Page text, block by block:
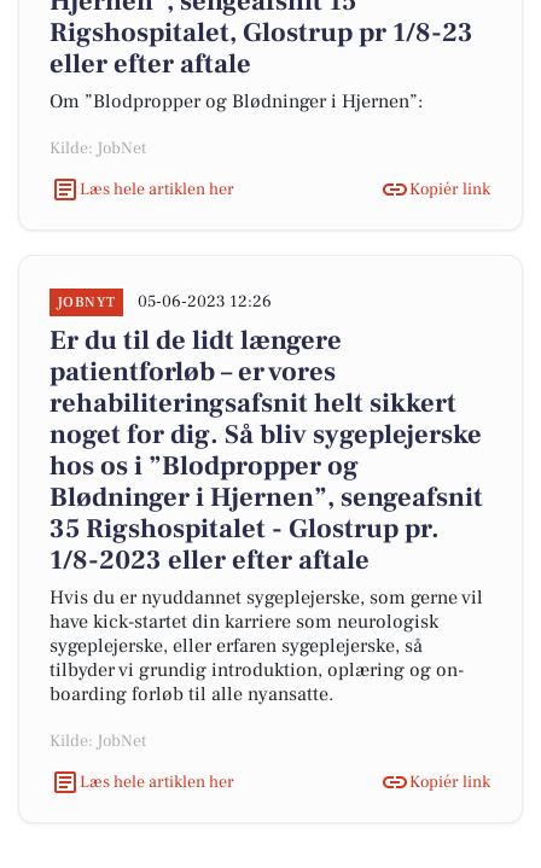
Rigshospitalet, Glostrup pr 1/8-23
eller efter aftale
Om ”Blodpropper og Blødninger i Hjernen”:
Kilde: JobNet
Læs hele artiklen her
Kopiér link
JOBNYT 05-06-2023 12:26
Er du til de lidt længere
patientforløb – er vores
rehabiliteringsafsnit helt sikkert
noget for dig. Så bliv sygeplejerske
hos os i ”Blodpropper og
Blødninger i Hjernen”, sengeafsnit
35 Rigshospitalet - Glostrup pr.
1/8-2023 eller efter aftale
Hvis du er nyuddannet sygeplejerske, som gerne vil
have kick-startet din karriere som neurologisk
sygeplejerske, eller erfaren sygeplejerske, så
tilbyder vi grundig introduktion, oplæring og on-
boarding forløb til alle nyansatte.
Kilde: JobNet
Læs hele artiklen her
Kopiér link